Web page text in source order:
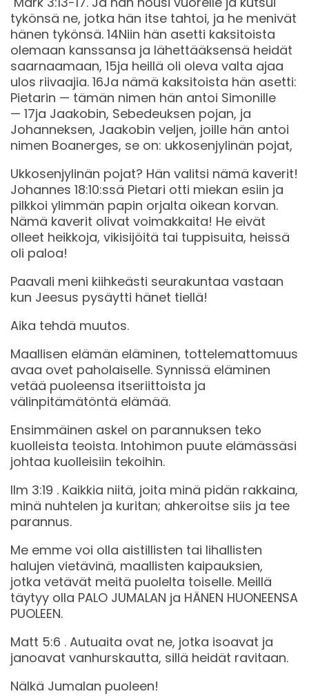
tykönsä ne, jotka hän itse tahtoi, ja he menivät
hänen tykönsä. 14Niin hän asetti kaksitoista
olemaan kanssansa ja lähettääksensä heidät
saarnaamaan, 15ja heillä oli oleva valta ajaa
ulos riivaajia. 16Ja nämä kaksitoista hän asetti:
Pietarin — tämän nimen hän antoi Simonille
— 17ja Jaakobin, Sebedeuksen pojan, ja
Johanneksen, Jaakobin veljen, joille hän antoi
nimen Boanerges, se on: ukkosenjylinän pojat, ‬‬
Ukkosenjylinän pojat? Hän valitsi nämä kaverit!
Johannes 18:10:ssä Pietari otti miekan esiin ja
pilkkoi ylimmän papin orjalta oikean korvan.
Nämä kaverit olivat voimakkaita! He eivät
olleet heikkoja, vikisijöitä tai tuppisuita, heissä
oli paloa!
Paavali meni kiihkeästi seurakuntaa vastaan
kun Jeesus pysäytti hänet tiellä!
Aika tehdä muutos.
Maallisen elämän eläminen, tottelemattomuus
avaa ovet paholaiselle. Synnissä eläminen
vetää puoleensa itseriittoista ja
välinpitämätöntä elämää.
Ensimmäinen askel on parannuksen teko
kuolleista teoista. Intohimon puute elämässäsi
johtaa kuolleisiin tekoihin.
‭‭Ilm ‭3:19‬ .‬‬ Kaikkia niitä, joita minä pidän rakkaina,
minä nuhtelen ja kuritan; ahkeroitse siis ja tee
parannus.
Me emme voi olla aistillisten tai lihallisten
halujen vietävinä, maallisten kaipauksien,
jotka vetävät meitä puolelta toiselle. Meillä
täytyy olla PALO JUMALAN ja HÄNEN HUONEENSA
PUOLEEN.
Matt‬ ‭5:6‬ . Autuaita ovat ne, jotka isoavat ja
janoavat vanhurskautta, sillä heidät ravitaan.
Nälkä Jumalan puoleen!